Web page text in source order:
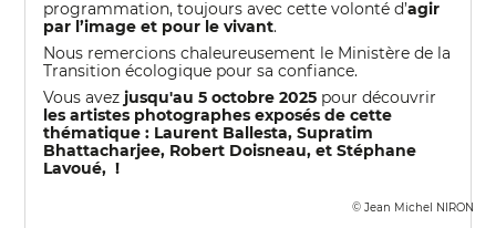
programmation, toujours avec cette volonté d’agir
par l’image et pour le vivant.
Nous remercions chaleureusement le Ministère de la
Transition écologique pour sa confiance.
Vous avez jusqu'au 5 octobre 2025 pour découvrir
les artistes photographes exposés de cette
thématique : Laurent Ballesta, Supratim
Bhattacharjee, Robert Doisneau, et Stéphane
Lavoué, !
© Jean Michel NIRON